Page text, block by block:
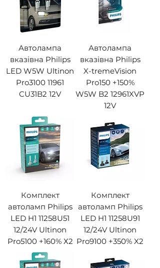
Автолампа
вказівна Philips
LED W5W Ultinon
Pro3100 11961
CU31B2 12V
Автолампа
вказівна Philips
X-tremeVision
Pro150 +150%
W5W B2 12961XVP
12V
Комплект
автоламп Philips
LED H1 11258U51
12/24V Ultinon
Pro5100 +160% Х2
Комплект
автоламп Philips
LED H1 11258U91
12/24V Ultinon
Pro9100 +350% X2